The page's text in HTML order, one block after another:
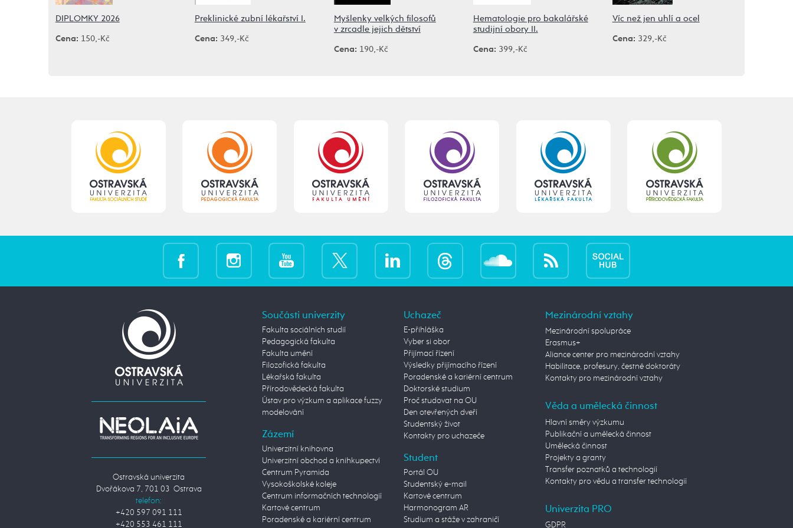
DIPLOMKY 2026
Cena: 150,-Kč
Preklinické zubní lékařství I.
Cena: 349,-Kč
Myšlenky velkých filosofů
v zrcadle jejich dětství
Cena: 190,-Kč
Hematologie pro bakalářské
studijní obory II.
Cena: 399,-Kč
Víc než jen uhlí a ocel
Cena: 329,-Kč
Ostravská univerzita
Dvořákova 7, 701 03 Ostrava
telefon:
+420 597 091 111
+420 553 461 111
Součásti univerzity
Fakulta sociálních studií
Pedagogická fakulta
Fakulta umění
Filozofická fakulta
Lékařská fakulta
Přírodovědecká fakulta
Ústav pro výzkum a aplikace fuzzy
modelování
Zázemí
Univerzitní knihovna
Univerzitní obchod a knihkupectví
Centrum Pyramida
Vysokoškolské koleje
Centrum informačních technologií
Kartové centrum
Poradenské a kariérní centrum
Uchazeč
E-přihláška
Vyber si obor
Přijímací řízení
Výsledky přijímacího řízení
Poradenské a kariérní centrum
Doktorské studium
Proč studovat na OU
Den otevřených dveří
Studentský život
Kontakty pro uchazeče
Student
Portál OU
Studentský e-mail
Kartové centrum
Harmonogram AR
Studium a stáže v zahraničí
Mezinárodní vztahy
Mezinárodní spolupráce
Erasmus+
Aliance center pro mezinárodní vztahy
Habilitace, profesury, čestné doktoráty
Kontakty pro mezinárodní vztahy
Věda a umělecká činnost
Hlavní směry výzkumu
Publikační a umělecká činnost
Umělecká činnost
Projekty a granty
Transfer poznatků a technologií
Kontakty pro vědu a transfer technologií
Univerzita PRO
GDPR